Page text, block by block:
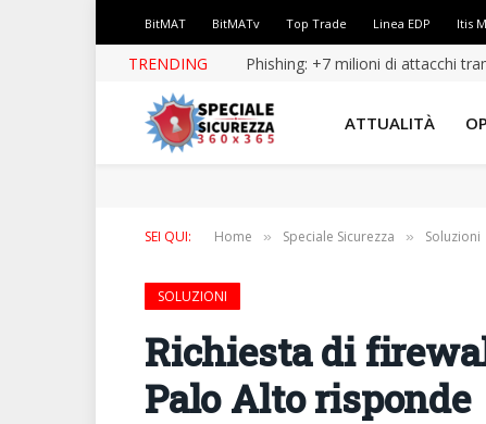
BitMAT BitMATv Top Trade Linea EDP Itis
TRENDING Phishing: +7 milioni di attacchi
ATTUALITÀ
SEI QUI: Home » Speciale Sicurezza » Soluzioni
SOLUZIONI
Richiesta di
Palo Alto risponde